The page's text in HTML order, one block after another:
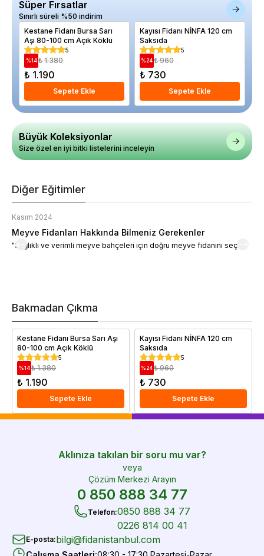
Süper Fırsatlar
Sınırlı süreli %50 indirim
Kestane Fidanı Bursa Sarı
Aşı 80-100 cm Açık Köklü
5
%14 ₺ 1.380
₺ 1.190
Sepete Ekle
Kayısı Fidanı NİNFA 120 cm
Saksıda
5
% 24 ₺ 960
₺ 730
Sepete Ekle
Büyük Koleksiyonlar
Size özel en iyi bitki listelerini inceleyin
Diğer Eğitimler
Kasım 2024
Meyve Fidanları Hakkında Bilmeniz Gerekenler
"Sağlıklı ve verimli meyve bahçeleri için doğru meyve fidanını seçin."
Bakmadan Çıkma
Kestane Fidanı Bursa Sarı Aşı
80-100 cm Açık Köklü
5
%14 ₺ 1.380
₺ 1.190
Sepete Ekle
Kayısı Fidanı NİNFA 120 cm
Saksıda
5
% 24 ₺ 960
₺ 730
Sepete Ekle
Aklınıza takılan bir soru mu var?
veya
Çözüm Merkezi Arayın
0 850 888 34 77
Telefon:0850 888 34 77
0226 814 00 41
E-posta:bilgi@fidanistanbul.com